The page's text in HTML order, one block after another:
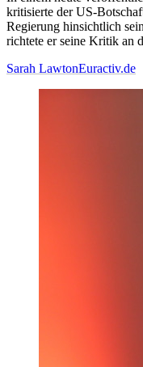
kritisierte der US-
Regierung hinsichtlich
richtete er seine Kritik an
Sarah LawtonEuractiv.de